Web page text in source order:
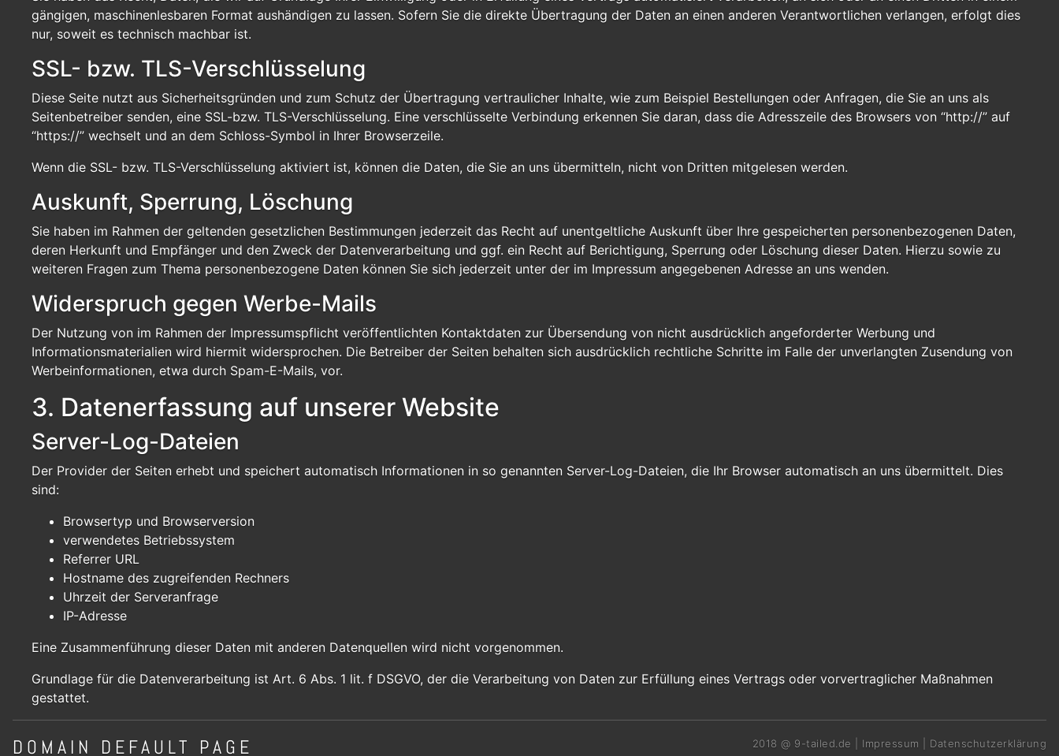
gängigen, maschinenlesbaren Format aushändigen zu lassen. Sofern Sie die direkte Übertragung der Daten an einen anderen Verantwortlichen verlangen, erfolgt dies
nur, soweit es technisch machbar ist.
SSL- bzw. TLS-Verschlüsselung
Diese Seite nutzt aus Sicherheitsgründen und zum Schutz der Übertragung vertraulicher Inhalte, wie zum Beispiel Bestellungen oder Anfragen, die Sie an uns als
Seitenbetreiber senden, eine SSL-bzw. TLS-Verschlüsselung. Eine verschlüsselte Verbindung erkennen Sie daran, dass die Adresszeile des Browsers von “http://” auf
“https://” wechselt und an dem Schloss-Symbol in Ihrer Browserzeile.
Wenn die SSL- bzw. TLS-Verschlüsselung aktiviert ist, können die Daten, die Sie an uns übermitteln, nicht von Dritten mitgelesen werden.
Auskunft, Sperrung, Löschung
Sie haben im Rahmen der geltenden gesetzlichen Bestimmungen jederzeit das Recht auf unentgeltliche Auskunft über Ihre gespeicherten personenbezogenen Daten,
deren Herkunft und Empfänger und den Zweck der Datenverarbeitung und ggf. ein Recht auf Berichtigung, Sperrung oder Löschung dieser Daten. Hierzu sowie zu
weiteren Fragen zum Thema personenbezogene Daten können Sie sich jederzeit unter der im Impressum angegebenen Adresse an uns wenden.
Widerspruch gegen Werbe-Mails
Der Nutzung von im Rahmen der Impressumspflicht veröffentlichten Kontaktdaten zur Übersendung von nicht ausdrücklich angeforderter Werbung und
Informationsmaterialien wird hiermit widersprochen. Die Betreiber der Seiten behalten sich ausdrücklich rechtliche Schritte im Falle der unverlangten Zusendung von
Werbeinformationen, etwa durch Spam-E-Mails, vor.
3. Datenerfassung auf unserer Website
Server-Log-Dateien
Der Provider der Seiten erhebt und speichert automatisch Informationen in so genannten Server-Log-Dateien, die Ihr Browser automatisch an uns übermittelt. Dies
sind:
Browsertyp und Browserversion
verwendetes Betriebssystem
Referrer URL
Hostname des zugreifenden Rechners
Uhrzeit der Serveranfrage
IP-Adresse
Eine Zusammenführung dieser Daten mit anderen Datenquellen wird nicht vorgenommen.
Grundlage für die Datenverarbeitung ist Art. 6 Abs. 1 lit. f DSGVO, der die Verarbeitung von Daten zur Erfüllung eines Vertrags oder vorvertraglicher Maßnahmen
gestattet.
DOMAIN DEFAULT PAGE 2018 @ 9-tailed.de Impressum Datenschutzerklärung